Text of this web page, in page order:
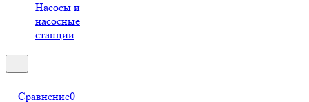
Насосы и
насосные
станции
Сравнение0